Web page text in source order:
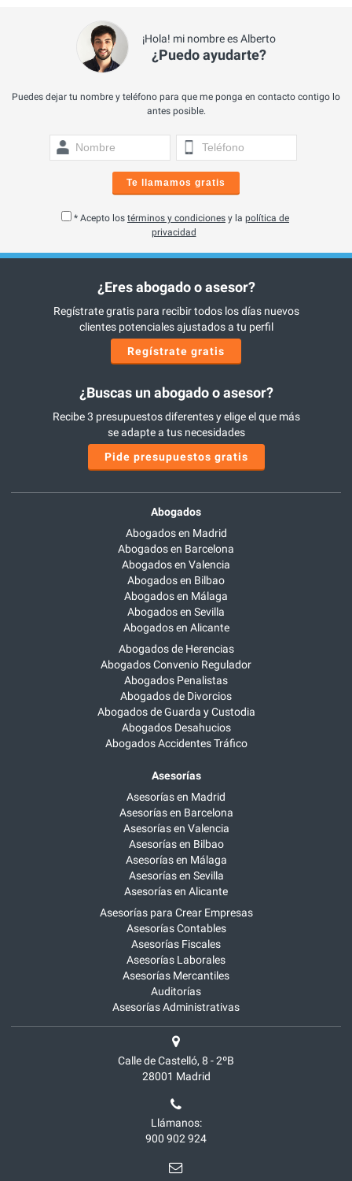
¡Hola! mi nombre es Alberto
¿Puedo ayudarte?
Puedes dejar tu nombre y teléfono para que me ponga en contacto contigo lo
antes posible.
Te llamamos gratis
* Acepto los términos y condiciones y la política de
privacidad
¿Eres abogado o asesor?
Regístrate gratis para recibir todos los días nuevos
clientes potenciales ajustados a tu perfil
Regístrate gratis
¿Buscas un abogado o asesor?
Recibe 3 presupuestos diferentes y elige el que más
se adapte a tus necesidades
Pide presupuestos gratis
Abogados
Abogados en Madrid
Abogados en Barcelona
Abogados en Valencia
Abogados en Bilbao
Abogados en Málaga
Abogados en Sevilla
Abogados en Alicante
Abogados de Herencias
Abogados Convenio Regulador
Abogados Penalistas
Abogados de Divorcios
Abogados de Guarda y Custodia
Abogados Desahucios
Abogados Accidentes Tráfico
Asesorías
Asesorías en Madrid
Asesorías en Barcelona
Asesorías en Valencia
Asesorías en Bilbao
Asesorías en Málaga
Asesorías en Sevilla
Asesorías en Alicante
Asesorías para Crear Empresas
Asesorías Contables
Asesorías Fiscales
Asesorías Laborales
Asesorías Mercantiles
Auditorías
Asesorías Administrativas
Calle de Castelló, 8 - 2ºB
28001 Madrid
Llámanos:
900 902 924